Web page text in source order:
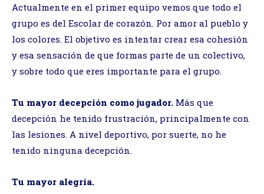
Actualmente en el primer equipo vemos que todo el
grupo es del Escolar de corazón. Por amor al pueblo y
los colores. El objetivo es intentar crear esa cohesión
y esa sensación de que formas parte de un colectivo,
y sobre todo que eres importante para el grupo.
Tu mayor decepción como jugador. Más que
decepción he tenido frustración, principalmente con
las lesiones. A nivel deportivo, por suerte, no he
tenido ninguna decepción.
Tu mayor alegría.